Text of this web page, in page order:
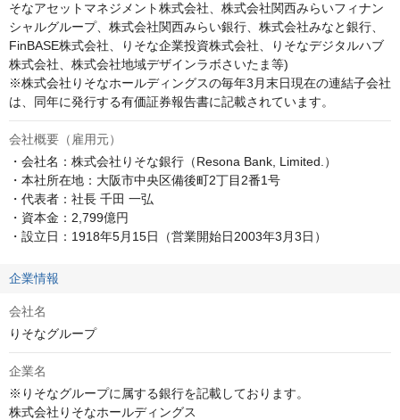
そなアセットマネジメント株式会社、株式会社関西みらいフィナン
シャルグループ、株式会社関西みらい銀行、株式会社みなと銀行、
FinBASE株式会社、りそな企業投資株式会社、りそなデジタルハブ
株式会社、株式会社地域デザインラボさいたま等)
※株式会社りそなホールディングスの毎年3月末日現在の連結子会社
は、同年に発行する有価証券報告書に記載されています。
会社概要（雇用元）
・会社名：株式会社りそな銀行（Resona Bank, Limited.）
・本社所在地：大阪市中央区備後町2丁目2番1号
・代表者：社長 千田 一弘
・資本金：2,799億円
・設立日：1918年5月15日（営業開始日2003年3月3日）
企業情報
会社名
りそなグループ
企業名
※りそなグループに属する銀行を記載しております。
株式会社りそなホールディングス